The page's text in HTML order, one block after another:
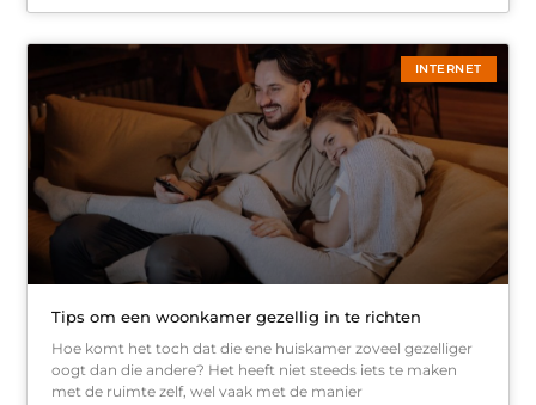
INTERNET
Tips om een woonkamer gezellig in te richten
Hoe komt het toch dat die ene huiskamer zoveel gezelliger
oogt dan die andere? Het heeft niet steeds iets te maken
met de ruimte zelf, wel vaak met de manier